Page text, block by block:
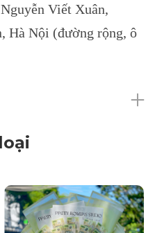
Viết Xuân,
Hà Nội (đường rộng, ô